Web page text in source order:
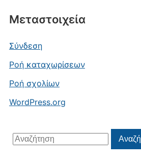
Μεταστοιχεία
Σύνδεση
Ροή καταχωρίσεων
Ροή σχολίων
WordPress.org
Αναζήτηση
για: